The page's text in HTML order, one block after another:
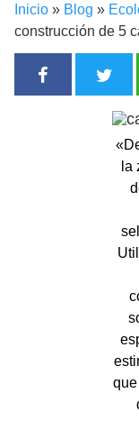
Inicio » Blog »
construcción de 5
la